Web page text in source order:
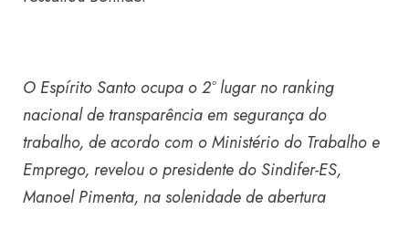
O Espírito Santo ocupa o 2º lugar no ranking
nacional de transparência em segurança do
trabalho, de acordo com o Ministério do Trabalho e
Emprego, revelou o presidente do Sindifer-ES,
Manoel Pimenta, na solenidade de abertura